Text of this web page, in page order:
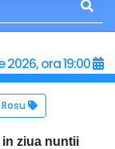
ora 19:00
in ziua nuntii